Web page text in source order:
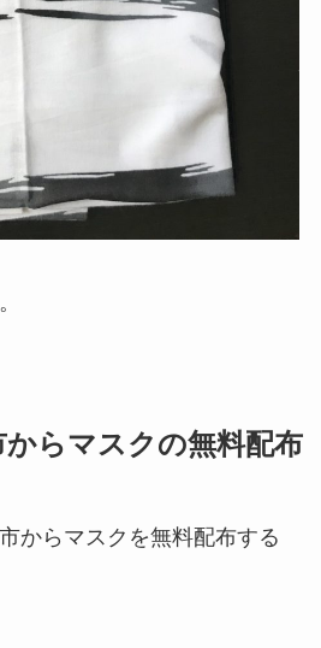
らマスクの無料配布
からマスクを無料配布する